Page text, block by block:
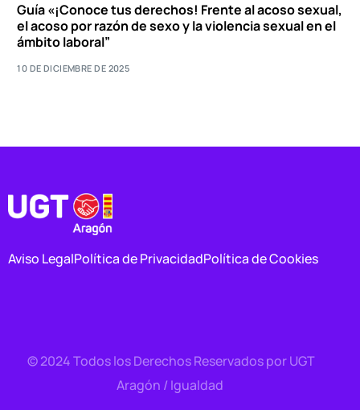
Guía «¡Conoce tus derechos! Frente al acoso sexual,
el acoso por razón de sexo y la violencia sexual en el
ámbito laboral”
10 DE DICIEMBRE DE 2025
Aviso LegalPolítica de PrivacidadPolítica de Cookies
© 2024 Todos los Derechos Reservados por UGT
Aragón / Igualdad
Contacto